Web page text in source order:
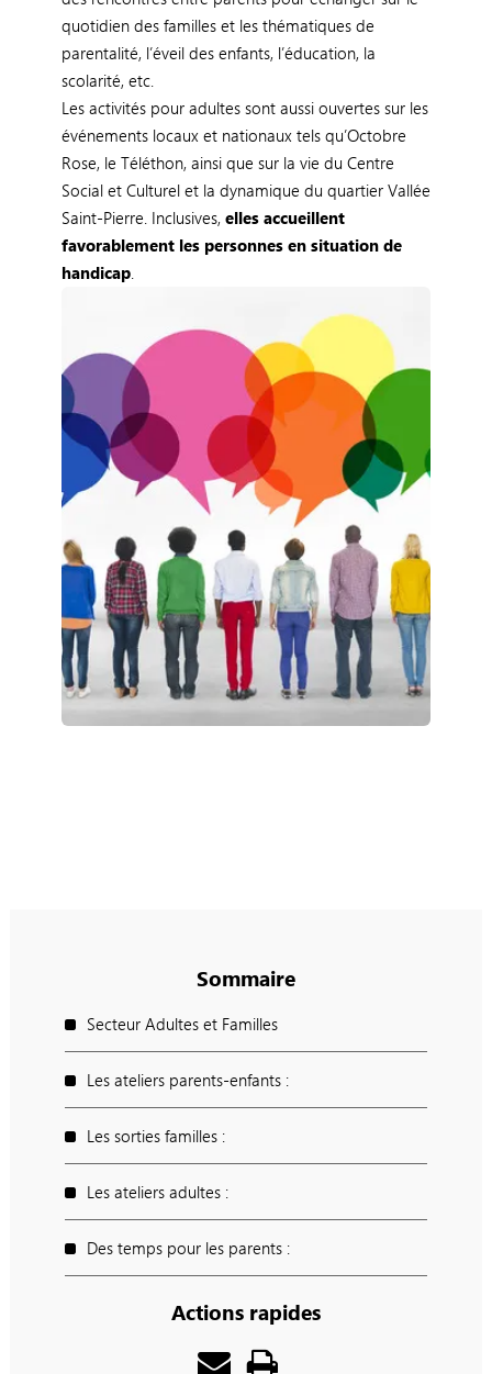
quotidien des familles et les thématiques de
parentalité, l’éveil des enfants, l’éducation, la
scolarité, etc.
Les activités pour adultes sont aussi ouvertes sur les
événements locaux et nationaux tels qu’Octobre
Rose, le Téléthon, ainsi que sur la vie du Centre
Social et Culturel et la dynamique du quartier Vallée
Saint-Pierre. Inclusives, elles accueillent
favorablement les personnes en situation de
handicap.
Sommaire
Secteur Adultes et Familles
Les ateliers parents-enfants :
Les sorties familles :
Les ateliers adultes :
Des temps pour les parents :
Actions rapides